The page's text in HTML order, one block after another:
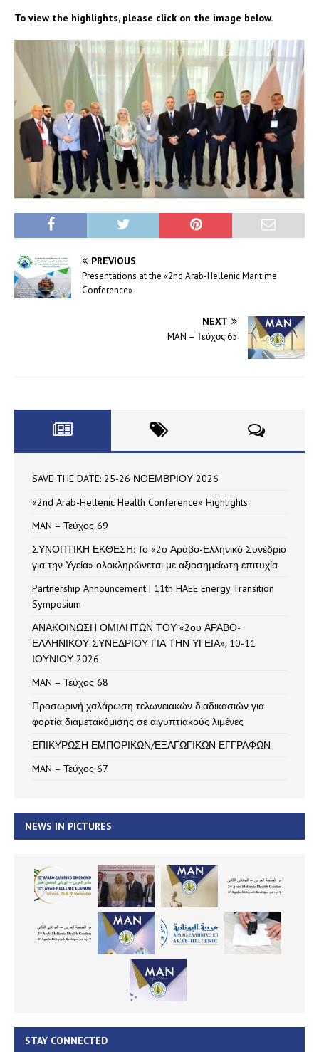
To view the highlights, please click on the image below.
PREVIOUS
Presentations at the «2nd Arab-Hellenic Maritime
Conference»
NEXT
MAN – Τεύχος 65
SAVE THE DATE: 25-26 ΝΟΕΜΒΡΙΟΥ 2026
«2nd Arab-Hellenic Health Conference» Highlights
MAN – Τεύχος 69
ΣΥΝΟΠΤΙΚΗ ΕΚΘΕΣΗ: Το «2ο Αραβο-Ελληνικό Συνέδριο
για την Υγεία» ολοκληρώνεται με αξιοσημείωτη επιτυχία
Partnership Announcement | 11th HAEE Energy Transition
Symposium
ΑΝΑΚΟΙΝΩΣΗ ΟΜΙΛΗΤΩΝ ΤΟΥ «2ου ΑΡΑΒΟ-
ΕΛΛΗΝΙΚΟΥ ΣΥΝΕΔΡΙΟΥ ΓΙΑ ΤΗΝ ΥΓΕΙΑ», 10-11
ΙΟΥΝΙΟΥ 2026
MAN – Τεύχος 68
Προσωρινή χαλάρωση τελωνειακών διαδικασιών για
φορτία διαμετακόμισης σε αιγυπτιακούς λιμένες
ΕΠΙΚΥΡΩΣΗ ΕΜΠΟΡΙΚΩΝ/ΕΞΑΓΩΓΙΚΩΝ ΕΓΓΡΑΦΩΝ
MAN – Τεύχος 67
NEWS IN PICTURES
STAY CONNECTED